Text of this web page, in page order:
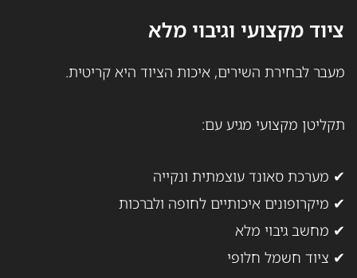
ציוד מקצועי וגיבוי מלא
מעבר לבחירת השירים, איכות הציוד היא קריטית.
תקליטן מקצועי מגיע עם:
✔ מערכת סאונד עוצמתית ונקייה
✔ מיקרופונים איכותיים לחופה ולברכות
✔ מחשב גיבוי מלא
✔ ציוד חשמל חלופי